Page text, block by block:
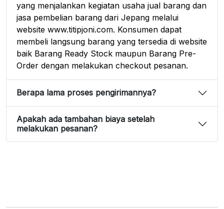
yang menjalankan kegiatan usaha jual barang dan
jasa pembelian barang dari Jepang melalui
website www.titipjoni.com. Konsumen dapat
membeli langsung barang yang tersedia di website
baik Barang Ready Stock maupun Barang Pre-
Order dengan melakukan checkout pesanan.
Berapa lama proses pengirimannya?
Apakah ada tambahan biaya setelah
melakukan pesanan?